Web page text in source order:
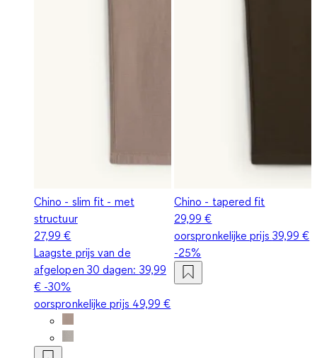
Chino - slim fit - met
structuur
27,99 €
Laagste prijs van de
afgelopen 30 dagen: 39,99
€ -30%
oorspronkelijke prijs 49,99 €
Chino - tapered fit
29,99 €
oorspronkelijke prijs 39,99 €
-25%